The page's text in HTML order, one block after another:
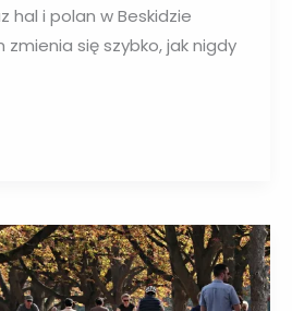
hal i polan w Beskidzie
zmienia się szybko, jak nigdy